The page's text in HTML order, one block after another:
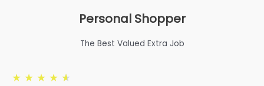
Personal Shopper
The Best Valued Extra Job
★ ★ ★ ★ ★